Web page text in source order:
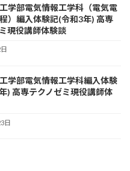
学部電気情報工学科（電気電
）編入体験記(令和3年) 高専
現役講師体験談
学部電気情報工学科編入体験
) 高専テクノゼミ現役講師体
日